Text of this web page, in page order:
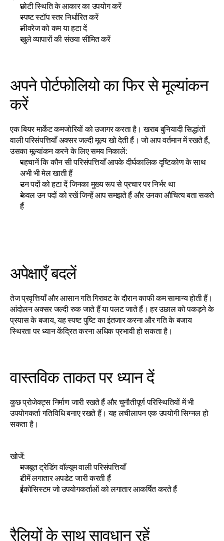
छोटी स्थिति के आकार का उपयोग करें
स्पष्ट स्टॉप स्तर निर्धारित करें
लीवरेज को कम या हटा दें
खुले व्यापारों की संख्या सीमित करें
अपने पोर्टफोलियो का फिर से मूल्यांकन
करें
एक बियर मार्केट कमजोरियों को उजागर करता है। खराब बुनियादी सिद्धांतों
वाली परिसंपत्तियाँ अक्सर जल्दी मूल्य खो देती हैं। जो आप वर्तमान में रखते हैं,
उसका मूल्यांकन करने के लिए समय निकालें:
पहचानें कि कौन सी परिसंपत्तियाँ आपके दीर्घकालिक दृष्टिकोण के साथ
अभी भी मेल खाती हैं
उन पदों को हटा दें जिनका मुख्य रूप से प्रचार पर निर्भर था
केवल उन पदों को रखें जिन्हें आप समझते हैं और उनका औचित्य बता सकते
हैं
अपेक्षाएँ बदलें
तेज प्रवृत्तियाँ और आसान गति गिरावट के दौरान काफी कम सामान्य होती हैं।
आंदोलन अक्सर जल्दी रुक जाते हैं या पलट जाते हैं। हर उछाल को पकड़ने के
प्रयास के बजाय, यह स्पष्ट पुष्टि का इंतजार करना और गति के बजाय
स्थिरता पर ध्यान केंद्रित करना अधिक प्रभावी हो सकता है।
वास्तविक ताकत पर ध्यान दें
कुछ प्रोजेक्ट्स निर्माण जारी रखते हैं और चुनौतीपूर्ण परिस्थितियों में भी
उपयोगकर्ता गतिविधि बनाए रखते हैं। यह लचीलापन एक उपयोगी सिग्नल हो
सकता है।
खोजें:
मजबूत ट्रेडिंग वॉल्यूम वाली परिसंपत्तियाँ
टीमें लगातार अपडेट जारी करती हैं
ईकोसिस्टम जो उपयोगकर्ताओं को लगातार आकर्षित करते हैं
रैलियों के साथ सावधान रहें